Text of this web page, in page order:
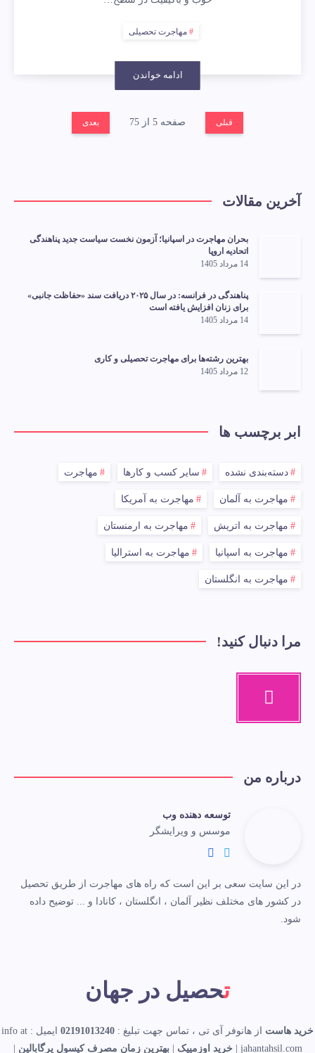
مهاجرت تحصیلی
ادامه خواندن
قبلی صفحه 5 از 75 بعدی
آخرین مقالات
بحران مهاجرت در اسپانیا؛ آزمون نخست سیاست جدید پناهندگی
اتحادیه اروپا
14 مرداد 1405
پناهندگی در فرانسه: در سال ۲۰۲۵ دریافت سند «حفاظت جانبی»
برای زنان افزایش یافته است
14 مرداد 1405
بهترین رشته‌ها برای مهاجرت تحصیلی و کاری
12 مرداد 1405
ابر برچسب ها
دسته‌بندی نشده سایر کسب و کارها مهاجرت
مهاجرت به آلمان مهاجرت به آمریکا
مهاجرت به اتریش مهاجرت به ارمنستان
مهاجرت به اسپانیا مهاجرت به استرالیا
مهاجرت به انگلستان
مرا دنبال کنید!
درباره من
توسعه دهنده وب
موسس و ویرایشگر
در این سایت سعی بر این است که راه های مهاجرت از طریق تحصیل
در کشور های مختلف نظیر آلمان ، انگلستان ، کانادا و ... توضیح داده
شود.
تحصیل در جهان
خرید هاست از هانوفر آی تی ، تماس جهت تبلیغ : 02191013240
ایمیل : info at
jahantahsil.com |
خرید اوزمپیک |بهترین زمان مصرف کپسول پرگابالین |